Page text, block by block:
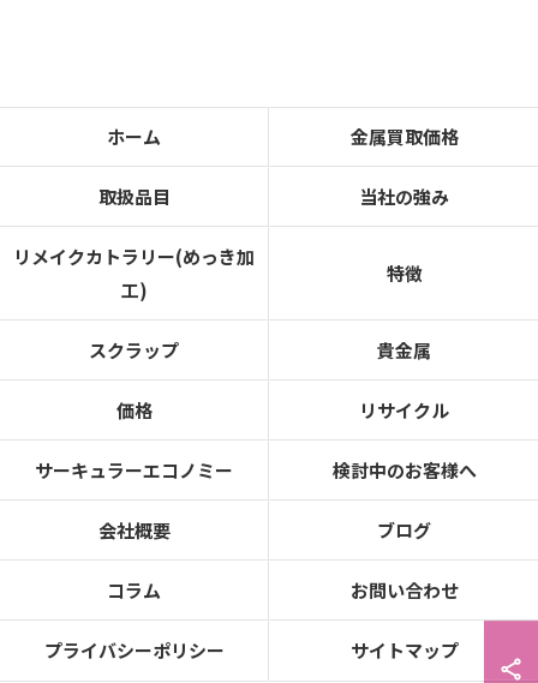
ホーム 金属買取価格
取扱品目 当社の強み
リメイクカトラリー(めっき加
工)
特徴
スクラップ 貴金属
価格 リサイクル
サーキュラーエコノミー 検討中のお客様へ
会社概要 ブログ
コラム お問い合わせ
プライバシーポリシー サイトマップ